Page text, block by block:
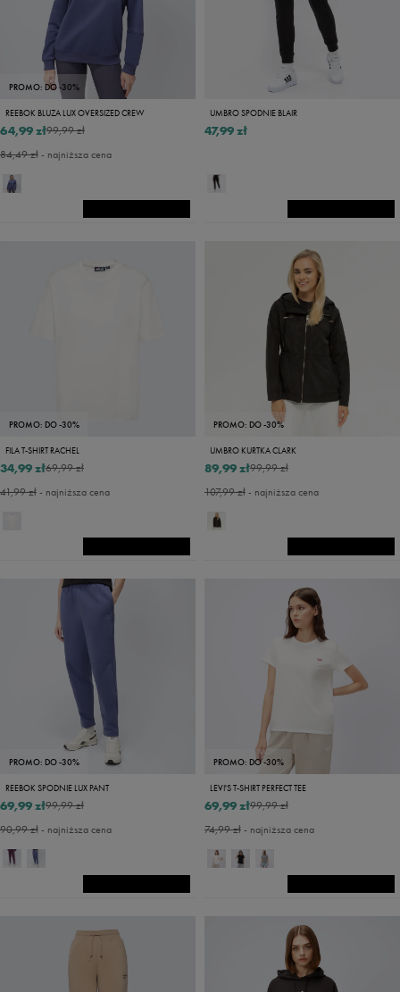
PROMO: DO -30%
REEBOK BLUZA LUX OVERSIZED CREW
99,99 zł
64,99 zł
84,49 zł- najniższa cena
UMBRO SPODNIE BLAIR
47,99 zł
PROMO: DO -30%
FILA T-SHIRT RACHEL
69,99 zł
34,99 zł
41,99 zł- najniższa cena
PROMO: DO -30%
UMBRO KURTKA CLARK
99,99 zł
89,99 zł
107,99 zł- najniższa cena
PROMO: DO -30%
REEBOK SPODNIE LUX PANT
99,99 zł
69,99 zł
90,99 zł- najniższa cena
PROMO: DO -30%
LEVI'S T-SHIRT PERFECT TEE
99,99 zł
69,99 zł
74,99 zł- najniższa cena